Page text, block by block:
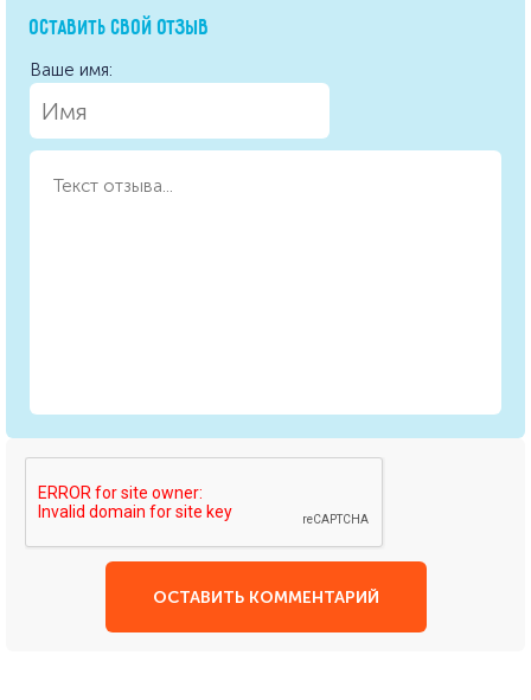
ОСТАВИТЬ СВОЙ ОТЗЫВ
Ваше имя:
ОСТАВИТЬ КОММЕНТАРИЙ